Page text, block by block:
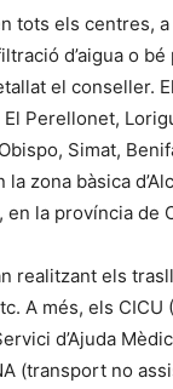
tots els centres,
d’aigua o
el conseller.
Perellonet,
Simat,
zona bàsica
en la província de
realitzant els
A més, els CICU
d’Ajuda
(transport no